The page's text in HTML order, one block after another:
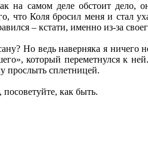
на самом деле обстоит
что Коля бросил меня и стал
– кстати, именно из-за
Но ведь наверняка я ничего
который переметнулся к
прослыть сплетницей.
как быть.